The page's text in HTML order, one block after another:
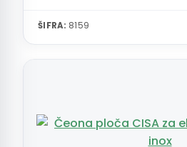
ŠIFRA: 8159